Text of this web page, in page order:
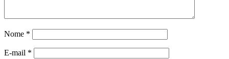
Nome *
E-mail *